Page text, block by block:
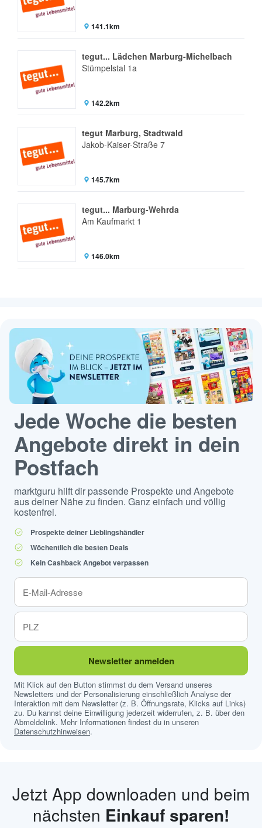
141.1km
tegut... Lädchen Marburg-Michelbach
Stümpelstal 1a
142.2km
tegut Marburg, Stadtwald
Jakob-Kaiser-Straße 7
145.7km
tegut... Marburg-Wehrda
Am Kaufmarkt 1
146.0km
Jede Woche die besten
Angebote direkt in dein
Postfach
marktguru hilft dir passende Prospekte und Angebote
aus deiner Nähe zu finden. Ganz einfach und völlig
kostenfrei.
Prospekte deiner Lieblingshändler
Wöchentlich die besten Deals
Kein Cashback Angebot verpassen
Newsletter anmelden
Mit Klick auf den Button stimmst du dem Versand unseres
Newsletters und der Personalisierung einschließlich Analyse der
Interaktion mit dem Newsletter (z. B. Öffnungsrate, Klicks auf Links)
zu. Du kannst deine Einwilligung jederzeit widerrufen, z. B. über den
Abmeldelink. Mehr Informationen findest du in unseren
Datenschutzhinweisen.
Jetzt App downloaden und beim
nächsten Einkauf sparen!